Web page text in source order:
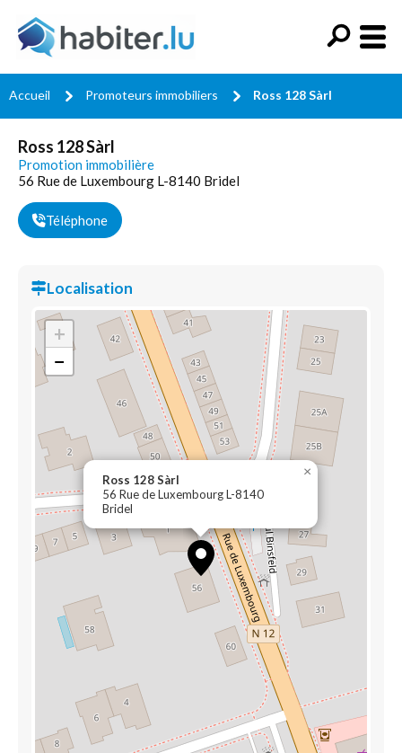
Accueil Promoteurs immobiliers Ross 128 Sàrl
Ross 128 Sàrl
Promotion immobilière
56 Rue de Luxembourg L-8140 Bridel
Téléphone
Localisation
Ross 128 Sàrl
56 Rue de Luxembourg L-8140
Bridel
×
+
−